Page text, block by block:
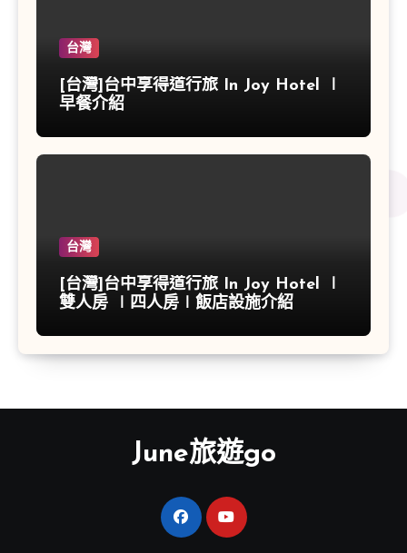
台灣
[台灣]台中享得道行旅 In Joy Hotel ∣
早餐介紹
台灣
[台灣]台中享得道行旅 In Joy Hotel ∣
雙人房 ∣四人房∣飯店設施介紹
June旅遊go